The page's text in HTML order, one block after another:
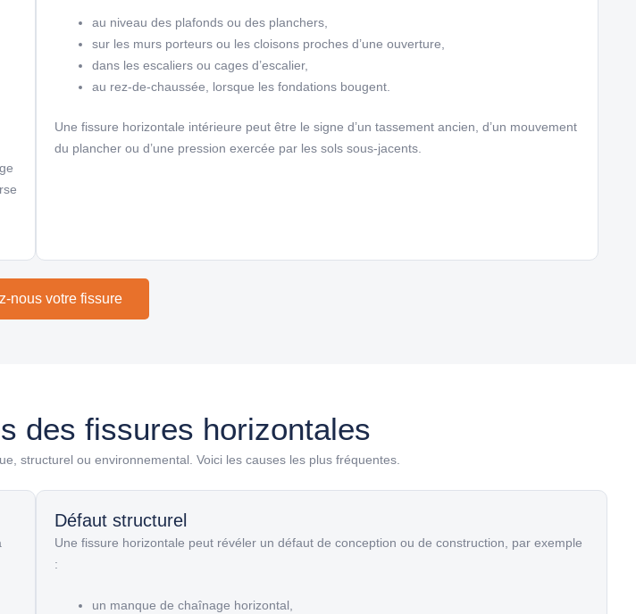
au niveau des plafonds ou des planchers,
sur les murs porteurs ou les cloisons proches d’une ouverture,
dans les escaliers ou cages d’escalier,
au rez-de-chaussée, lorsque les fondations bougent.
Une fissure horizontale intérieure peut être le signe d’un tassement ancien, d’un mouvement
du plancher ou d’une pression exercée par les sols sous-jacents.
nous votre fissure
des fissures horizontales
structurel ou environnemental. Voici les causes les plus fréquentes.
Défaut structurel
Une fissure horizontale peut révéler un défaut de conception ou de construction, par exemple
:
un manque de chaînage horizontal,